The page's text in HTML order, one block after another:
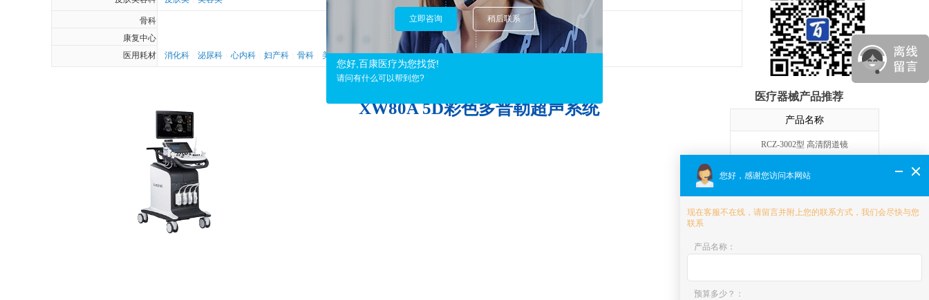
骨科
康复中心
医用耗材
消化科 泌尿科 心内科 妇产科 骨科 美容科 | 其他科
XW80A 5D彩色多普勒超声系统
医疗器械产品推荐
产品名称
RCZ-3002型 高清阴道镜
C3型 数码电子阴道镜
XW10 高端妇产5D彩色超声诊断系统
XW80A 5D彩色多普勒超声系统
您好,百康医疗为您找货!
请问有什么可以帮到您?
立即咨询 稍后联系
您好，感谢您访问本网站
现在客服不在线，请留言并附上您的联系方式，我们会尽快与您
联系
产品名称 ：
预算多少？ ：